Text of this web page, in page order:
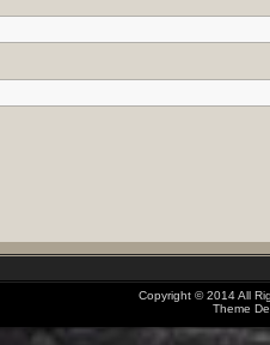
Copyright © 2014 All
Theme